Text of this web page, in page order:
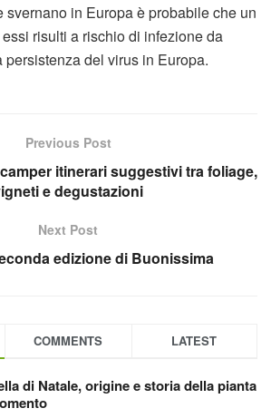
in Europa è probabile che un
risulti a rischio di infezione da
del virus in Europa.
Previous Post
itinerari suggestivi tra foliage,
e degustazioni
Next Post
edizione di Buonissima
COMMENTS LATEST
di Natale, origine e storia della pianta